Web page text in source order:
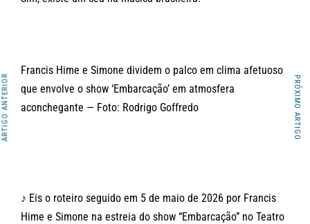
Francis Hime e Simone dividem o palco em clima afetuoso
que envolve o show ‘Embarcação’ em atmosfera
aconchegante — Foto: Rodrigo Goffredo
♪ Eis o roteiro seguido em 5 de maio de 2026 por Francis
Hime e Simone na estreia do show “Embarcação” no Teatro
ARTIGO ANTERIOR PRÓXIMO ARTIGO